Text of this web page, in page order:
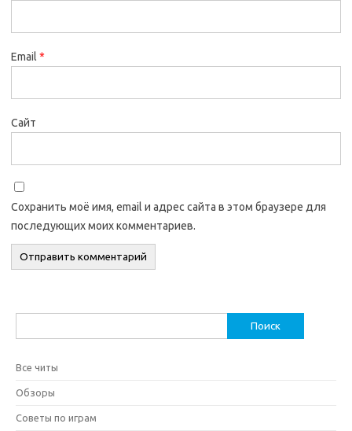
Email *
Сайт
Сохранить моё имя, email и адрес сайта в этом браузере для
последующих моих комментариев.
Все читы
Обзоры
Советы по играм